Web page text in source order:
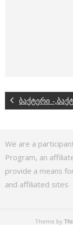
ბაქტერი -
We are a
Program, an
provide a means
and affiliated sites
Theme by